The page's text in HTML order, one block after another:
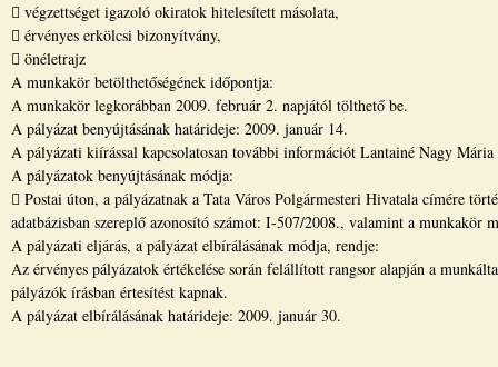
 végzettséget igazoló okiratok hitelesített másolata,
 érvényes erkölcsi bizonyítvány,
 önéletrajz
A munkakör betölthetőségének időpontja:
A munkakör legkorábban 2009. február 2. napjától tölthető be.
A pályázat benyújtásának határideje: 2009. január 14.
A pályázati kiírással kapcsolatosan további információt Lantainé Nagy
A pályázatok benyújtásának módja:
 Postai úton, a pályázatnak a Tata Város Polgármesteri Hivatala címére
adatbázisban szereplő azonosító számot: I-507/2008., valamint a munkakör
A pályázati eljárás, a pályázat elbírálásának módja, rendje:
Az érvényes pályázatok értékelése során felállított rangsor alapján a
pályázók írásban értesítést kapnak.
A pályázat elbírálásának határideje: 2009. január 30.